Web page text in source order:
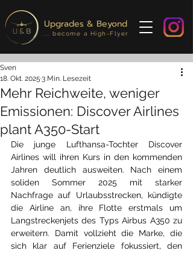
Upgrades & Beyond
... become a High-Flyer
Mehr Reichweite, weniger
Emissionen: Discover Airlines
plant A350-Start
Sven
18. Okt. 2025 3 Min. Lesezeit
Die junge Lufthansa-Tochter Discover
Airlines will ihren Kurs in den kommenden
Jahren deutlich ausweiten. Nach einem
soliden Sommer 2025 mit starker
Nachfrage auf Urlaubsstrecken, kündigte
die Airline an, ihre Flotte erstmals um
Langstreckenjets des Typs Airbus A350 zu
erweitern. Damit vollzieht die Marke, die
sich klar auf Ferienziele fokussiert, den